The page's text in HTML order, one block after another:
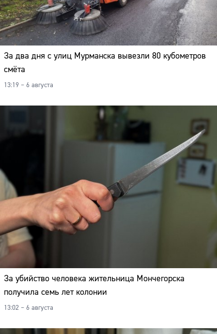
За два дня с улиц Мурманска вывезли 80 кубометров
смёта
13:19 – 6 августа
За убийство человека жительница Мончегорска
получила семь лет колонии
13:02 – 6 августа